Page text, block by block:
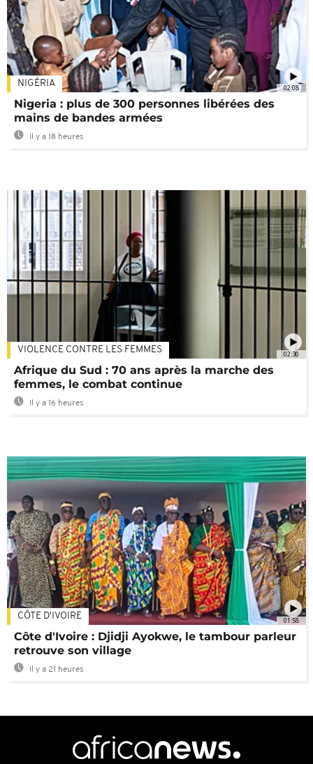
02:08
NIGÉRIA
Nigeria : plus de 300 personnes libérées des
mains de bandes armées
Il y a 18 heures
02:30
VIOLENCE CONTRE LES FEMMES
Afrique du Sud : 70 ans après la marche des
femmes, le combat continue
Il y a 16 heures
01:58
CÔTE D'IVOIRE
Côte d'Ivoire : Djidji Ayokwe, le tambour parleur
retrouve son village
Il y a 21 heures